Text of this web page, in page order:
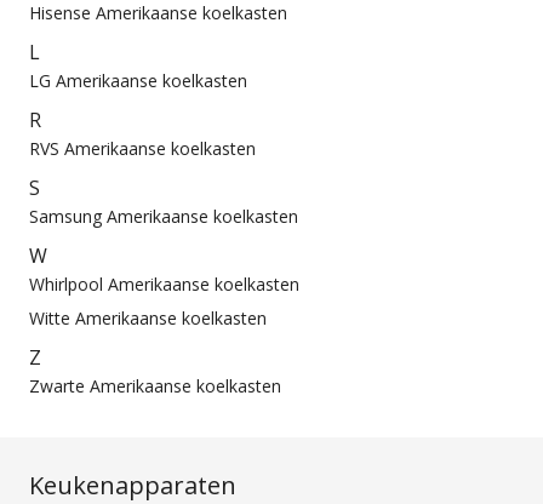
Hisense Amerikaanse koelkasten
L
LG Amerikaanse koelkasten
R
RVS Amerikaanse koelkasten
S
Samsung Amerikaanse koelkasten
W
Whirlpool Amerikaanse koelkasten
Witte Amerikaanse koelkasten
Z
Zwarte Amerikaanse koelkasten
Keukenapparaten